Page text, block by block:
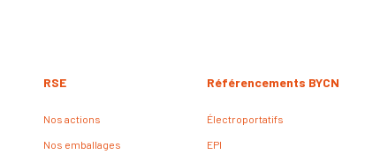
Référencements BYCN
Électroportatifs
EPI
RSE
Nos actions
Nos emballages